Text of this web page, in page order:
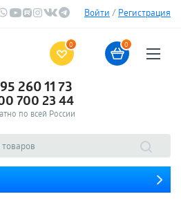
Войти / Регистрация
0 0
260 11 73
700 23 44
по всей России